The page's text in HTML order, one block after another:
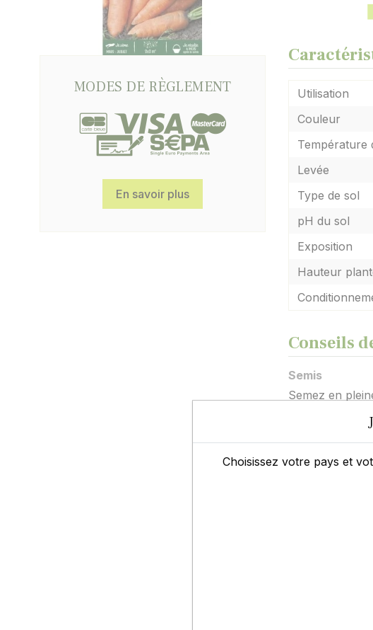
MODES DE RÈGLEMENT
En savoir plus
Utilisation
Couleur
Température
Levée
Type de sol
pH du sol
Exposition
Hauteur
Conseils
Semis
Semez en
Au stade 2-3
Association de
La carotte
Semez en
Récoltez de
Infos
Choisissez votre pays et